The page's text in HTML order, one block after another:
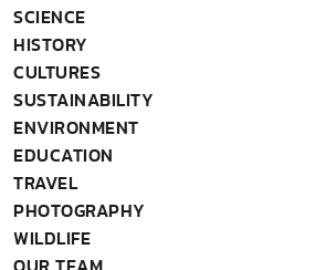
SCIENCE
HISTORY
CULTURES
SUSTAINABILITY
ENVIRONMENT
EDUCATION
TRAVEL
PHOTOGRAPHY
WILDLIFE